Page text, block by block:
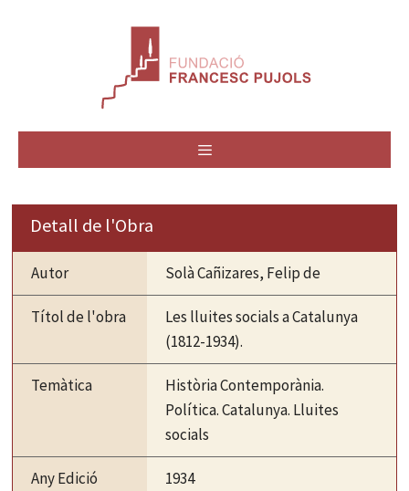
Detall de l'Obra
Autor Solà Cañizares, Felip de
Títol de l'obra
Les lluites socials a Catalunya
(1812-1934).
Temàtica
Història Contemporània.
Política. Catalunya. Lluites
socials
Any Edició 1934